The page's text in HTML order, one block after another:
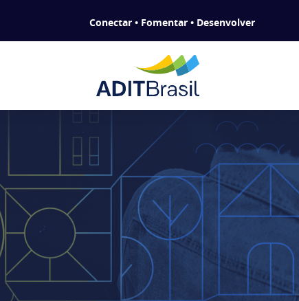
Conectar • Fomentar • Desenvolver